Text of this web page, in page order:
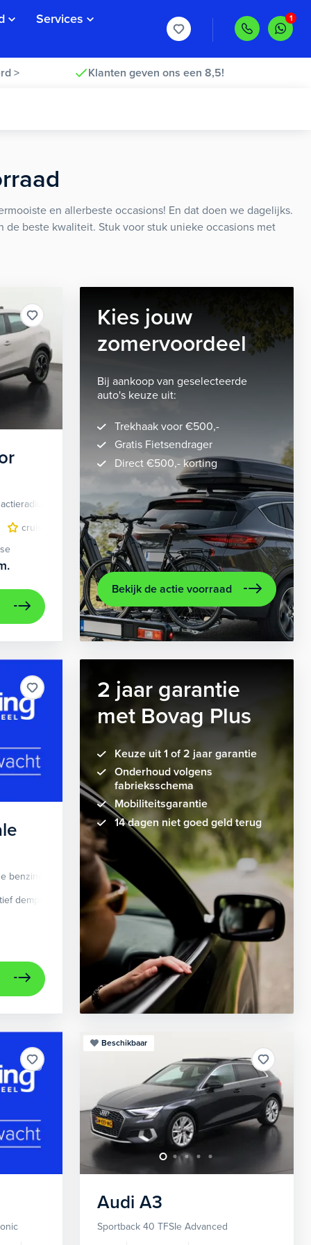
Services
> Klanten geven ons een 8,5!
en allerbeste occasions! En dat doen we dagelijks.
beste kwaliteit. Stuk voor stuk unieke occasions met
velgen 5-spaaks 18"
volledig digitaal
Elektrisch
cruise control adaptief LED koplampen
lichtmetalen
Kies jouw
zomervoordeel
Bij aankoop van geselecteerde
auto's keuze uit:
Trekhaak voor €500,-
Gratis Fietsendrager
Direct €500,- korting
Bekijk de actie voorraad
cruise control adaptief dodehoek detectie
elektrisch
benzine
Automaat
demping systeem Apple Carplay/Android Auto
audio
2 jaar garantie
met Bovag Plus
Keuze uit 1 of 2 jaar garantie
Onderhoud volgens
fabrieksschema
Mobiliteitsgarantie
14 dagen niet goed geld terug
Beschikbaar
Audi A3
Sportback 40 TFSIe Advanced